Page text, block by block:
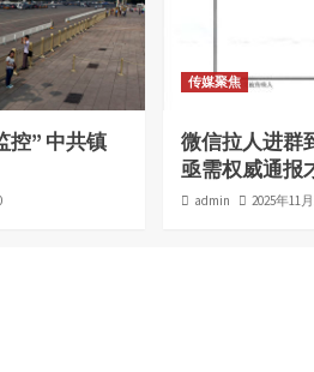
控” 中共镇
传媒聚焦
微信拉人进群
亟需权威通报
admin 2025年11